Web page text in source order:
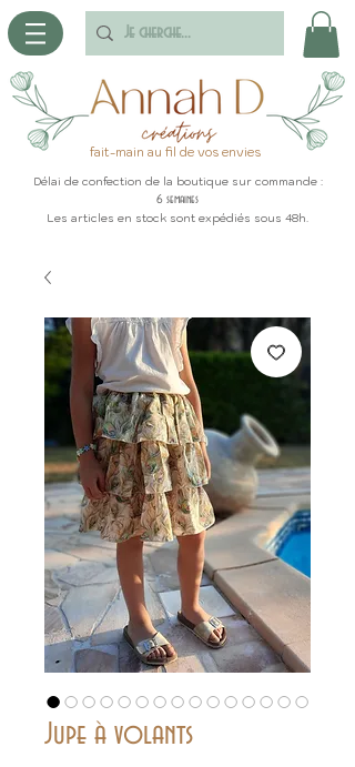
fait-main au fil de vos envies
Délai de confection de la boutique sur commande :
6 semaines
Les articles en stock sont expédiés sous 48h.
Jupe à volants